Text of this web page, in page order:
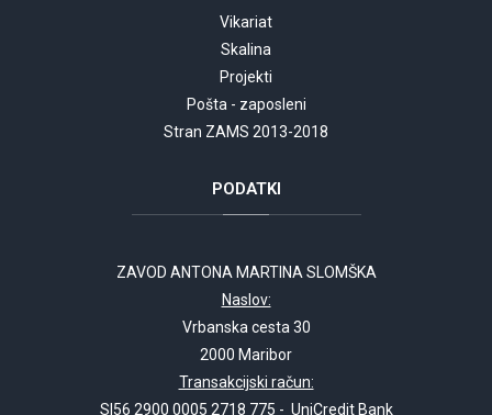
Vikariat
Skalina
Projekti
Pošta - zaposleni
Stran ZAMS 2013-2018
PODATKI
ZAVOD ANTONA MARTINA SLOMŠKA
Naslov:
Vrbanska cesta 30
2000 Maribor
Transakcijski račun:
SI56 2900 0005 2718 775 - UniCredit Bank